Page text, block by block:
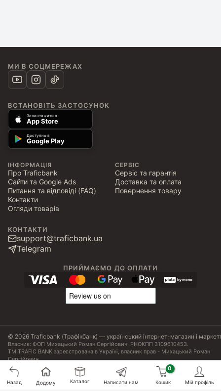
МИ В СОЦМЕРЕЖАХ
ВСТАНОВІТЬ ЗАСТОСУНОК
Завантажити в
App Store
Доступно в
Google Play
ІНФОРМАЦІЯ
Про Traficbank
Сайти та Google Ads
Питання та відповіді (FAQ)
Контакти
Огляди товарів
СЕРВІС
Сервіс та гарантія
Доставка та оплата
Повернення товару
КОНТАКТИ
support@traficbank.ua
Telegram
ПРИЙМАЄМО ДО ОПЛАТИ
© 2026 Traficbank (Трафікбанк) — український інтернет-магазин і
Власник: ФОП Михацький Роман Сергійович, РНОКПП 3109610453.
ТМ TRAFIC BANK зареєстрована в Україні, власник прав - Михацький Роман
Сергійович.
Угода користувача Політика конфіденційності
Публічна оферта
Налаштування CookiesСертифікати, ліцензії та патенти
45 ₴
Назад Додому Каталог Написати нам Кошик Мій профіль